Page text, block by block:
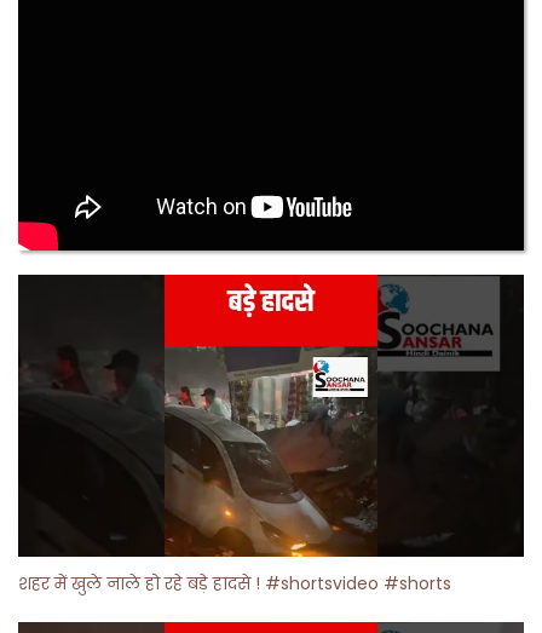
शहर में खुले नाले हो रहे बड़े हादसे ! #shortsvideo #shorts